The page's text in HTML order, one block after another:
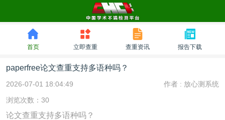
首页 立即查重 查重资讯 报告下载
paperfree论文查重支持多语种吗？
2026-07-01 18:04:49 作者 : 放心测系统
浏览次数：30
论文查重支持多语种吗？